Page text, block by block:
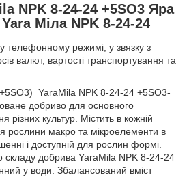
NPK 8-24-24 +5SO3 Яра
Міла NPK 8-24-24
телефонному режимі, у звязку з
валют, вартості транспортування та
YaraMila NPK 8-24-24 +5SO3-
добриво для основного
різних культур. Містить в кожній
рослини макро та мікроелементи в
і доступній для рослин формі.
добрива YaraMila NPK 8-24-24
у води. Збалансований вміст